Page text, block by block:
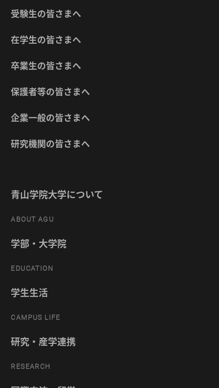
受験生の皆さまへ
在学生の皆さまへ
卒業生の皆さまへ
保護者等の皆さまへ
企業一般の皆さまへ
研究機関の皆さまへ
青山学院大学について
ABOUT AGU
学部・大学院
EDUCATION
学生生活
CAMPUS LIFE
研究・産学連携
RESEARCH